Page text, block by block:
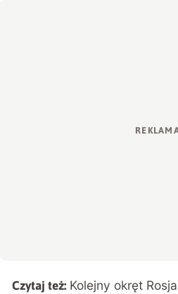
Czytaj też: Kolejny okręt